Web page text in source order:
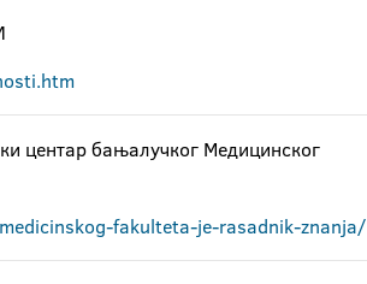
бањалучког Медицинског
fakulteta-je-rasadnik-znanja/